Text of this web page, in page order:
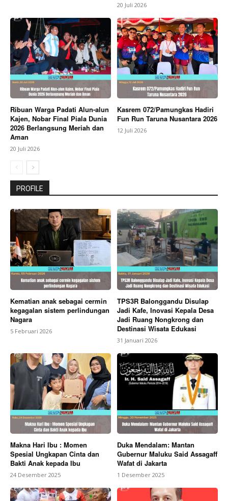
20 Juli 2026
Ribuan Warga Padati Alun-alun
Kajen, Nobar Final Piala Dunia
2026 Berlangsung Meriah dan
Aman
20 Juli 2026
Kasrem 072/Pamungkas Hadiri
Fun Run Taruna Nusantara 2026
12 Juli 2026
PROFILE
Kematian anak sebagai cermin
kegagalan sistem perlindungan
Nagara
5 Februari 2026
TPS3R Balonggandu Disulap
Jadi Kafe, Inovasi Kepala Desa
Jadi Ruang Nongkrong dan
Destinasi Wisata Edukasi
31 Januari 2026
Makna Hari Ibu : Momen
Spesial Ungkapan Cinta dan
Bakti Anak kepada Ibu
24 Desember 2025
Duka Mendalam: Mantan
Gubernur Maluku Said Assagaff
Wafat di Jakarta
1 Desember 2025